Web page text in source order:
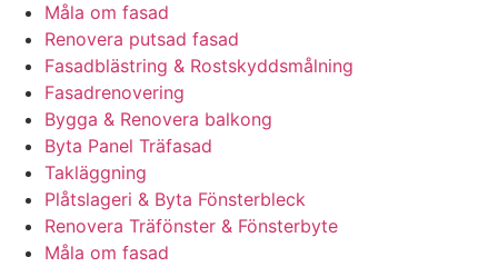
Måla om fasad
Renovera putsad fasad
Fasadblästring & Rostskyddsmålning
Fasadrenovering
Bygga & Renovera balkong
Byta Panel Träfasad
Takläggning
Plåtslageri & Byta Fönsterbleck
Renovera Träfönster & Fönsterbyte
Måla om fasad